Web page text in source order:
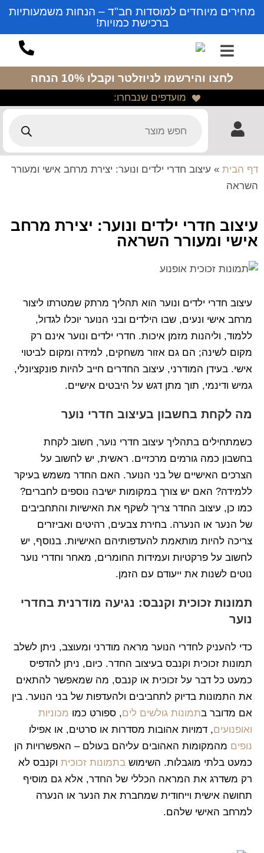
מחירים מיוחדים למוסדות חב"ד – הנחות משמעותיות
ברכישת כמויות!
לחצו והירשמו לניוזלטר וקבלו 10% הנחה
מועדפים שנבחרו:
דף הבית » עיצוב חדרי ילדים ונוער: יצירת מרחב אישי ומעורר
השראה
עיצוב חדרי ילדים ונוער: יצירת מרחב
אישי ומעורר השראה
עיצוב חדרי ילדים ונוער הוא תהליך מרתק שמטרתו ליצור
מרחב אישי ונעים, שבו הילדים ובני הנוער יוכלו לגדול,
ללמוד, וליהנות מזמן איכות. חדרי ילדים ונוער אינם רק
מקום לשינה; הם גם אזור משחקים, למידה ומקום לביטוי
אישי. בעידן המודרני, עיצוב החדרים חייב להיות פונקציונלי,
גמיש ודינמי, תוך מתן דגש על היבטים אישיים.
מה לקחת בחשבון בעיצוב חדרי נוער
כשמתחילים בתהליך עיצוב חדרי נוער, חשוב לקחת
בחשבון כמה גורמים מרכזיים. ראשית, יש לחשוב על
הצרכים האישיים של בני הנוער. האם החדר משמש בעיקר
ללמידה? האם יש צורך במקומות ישיבה נוספים לחברים?
כמו כן, עיצוב החדר צריך לשקף את האישיות והתחביבים
של הנער או הנערה. בחירת צבעים, רהיטים ואביזרים
צריכה להיות מותאמת להעדפותיהם האישיות. בנוסף, יש
לחשוב על פרקטיות ועמידות החומרים, מאחר וחדרי נוער
נוטים לשנות את ייעודם עם הזמן.
תמונות זכוכית וקנבס: נגיעה מודרנית בחדרי
נוער
כדי להעניק לחדרי הנוער מראה מודרני ומעוצב, ניתן לשלב
תמונות זכוכית וקנבס בעיצוב החדר. כיום, ניתן להדפיס
כמעט כל דבר על זכוכית או קנבס, מה שמאפשר להתאים
את התמונות בדיוק לתחביבים ולהעדפות של בני הנוער. בין
אם מדובר בתמונות גולשים לים, ספורט כמו מכוניות
ואופנועים, דמויות אהובות מסדרות או סרטים, או אפילו
נופים מהמקומות האהובים עליהם בעולם – האפשרויות הן
כמעט בלתי מוגבלות. השימוש בתמונות זכוכית וקנבס לא
רק משדרג את המראה הכללי של החדר, אלא גם מוסיף
תחושה אישית וייחודית שמחברת את הנער או הנערה
למרחב האישי שלהם.